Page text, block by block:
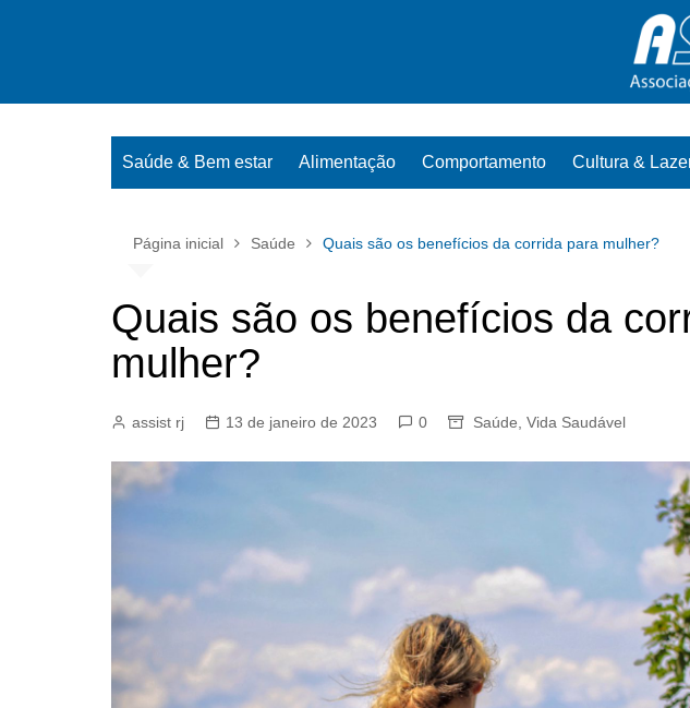
Saúde & Bem estar Alimentação Comportamento Cultura &
Página inicial Saúde Quais são os benefícios da corrida para mulher?
Quais são os benefícios da
mulher?
assist rj 13 de janeiro de 2023 0 Saúde Vida Saudável